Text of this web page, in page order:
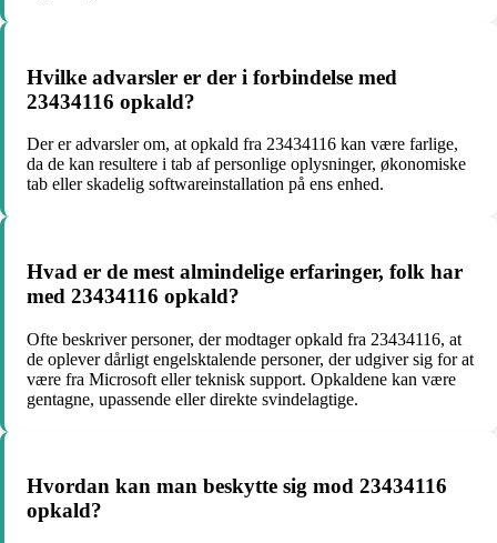
Hvilke advarsler er der i forbindelse med
23434116 opkald?
Der er advarsler om, at opkald fra 23434116 kan være farlige,
da de kan resultere i tab af personlige oplysninger, økonomiske
tab eller skadelig softwareinstallation på ens enhed.
Hvad er de mest almindelige erfaringer, folk har
med 23434116 opkald?
Ofte beskriver personer, der modtager opkald fra 23434116, at
de oplever dårligt engelsktalende personer, der udgiver sig for at
være fra Microsoft eller teknisk support. Opkaldene kan være
gentagne, upassende eller direkte svindelagtige.
Hvordan kan man beskytte sig mod 23434116
opkald?